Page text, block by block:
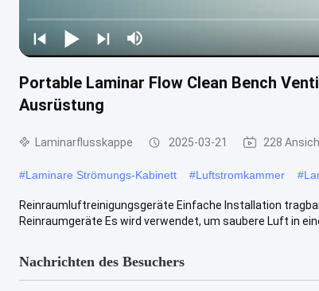
Portable Laminar Flow Clean Bench
Ausrüstung
Laminarflusskappe 2025-03-21 228
#Laminare Strömungs-Kabinett #Luftstromkammer #
Reinraumluftreinigungsgeräte Einfache Installation
Reinraumgeräte Es wird verwendet, um saubere Luft in
Nachrichten des Besuchers